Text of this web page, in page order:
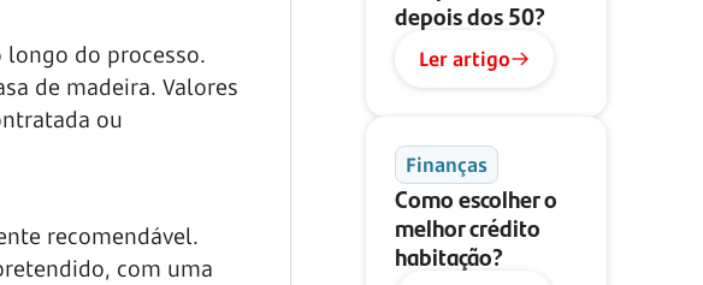
longo do processo.
de madeira. Valores
ou
recomendável.
com uma
depois dos 50?
Ler artigo
Finanças
Como escolher o
melhor crédito
habitação?